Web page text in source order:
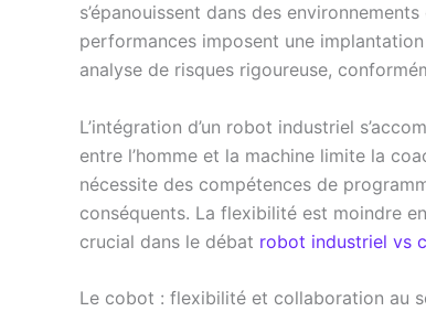
s’épanouissent dans des
performances imposent une
analyse de risques rigoureuse,
L’intégration d’un robot industriel
entre l’homme et la machine limite la
nécessite des compétences de
conséquents. La flexibilité est moindre
crucial dans le débat robot industriel vs
Le cobot : flexibilité et collaboration au